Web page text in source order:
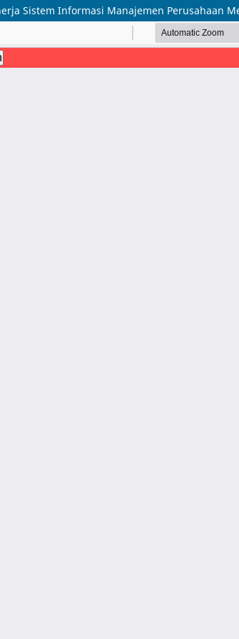
Sistem Informasi Manajemen Perusahaan